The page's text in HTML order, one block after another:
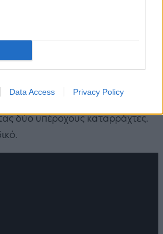
Data Access Privacy Policy
κατατεθέν των Θεοδωριάνων και
επισκέπτες κάθε χρόνο. Τα
Γκούρα γκρεμίζονται από
δύο υπέροχους καταρράχτες.